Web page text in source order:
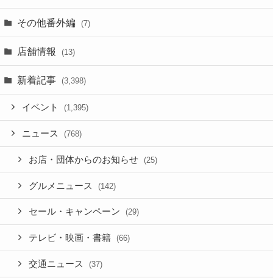
その他番外編 (7)
店舗情報 (13)
新着記事 (3,398)
イベント (1,395)
ニュース (768)
お店・団体からのお知らせ (25)
グルメニュース (142)
セール・キャンペーン (29)
テレビ・映画・書籍 (66)
交通ニュース (37)